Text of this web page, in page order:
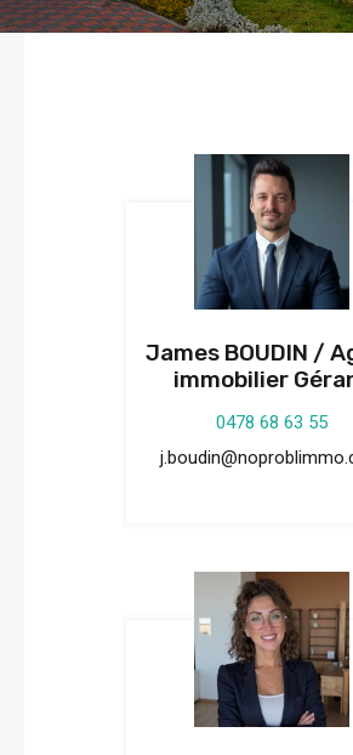
James BOUDIN /
immobilier
0478 68 63 55